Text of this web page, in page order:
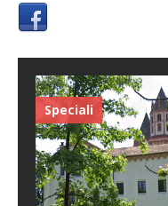
Speciali